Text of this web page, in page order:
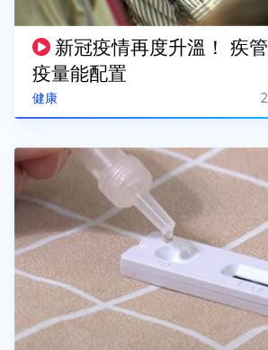
健康
新冠疫情再度升溫！ 疾
疫量能配置